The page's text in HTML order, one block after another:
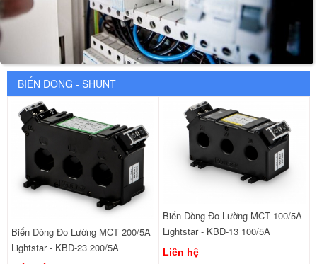
BIẾN DÒNG - SHUNT
Biến Dòng Đo Lường MCT 200/5A
Lightstar - KBD-23 200/5A
Biến Dòng Đo Lường MCT 100/5A
Lightstar - KBD-13 100/5A
Liên hệ